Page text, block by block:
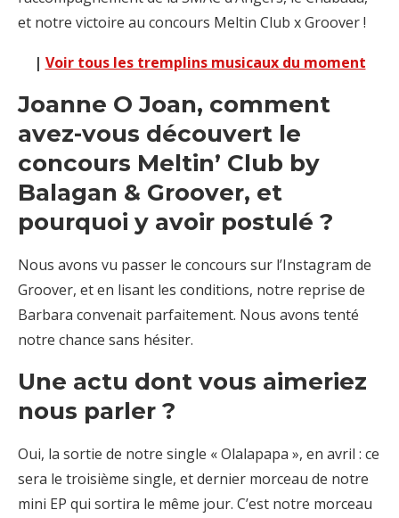
et notre victoire au concours Meltin Club x Groover !
| Voir tous les tremplins musicaux du moment
Joanne O Joan, comment
avez-vous découvert le
concours Meltin’ Club by
Balagan & Groover, et
pourquoi y avoir postulé ?
Nous avons vu passer le concours sur l’Instagram de
Groover, et en lisant les conditions, notre reprise de
Barbara convenait parfaitement. Nous avons tenté
notre chance sans hésiter.
Une actu dont vous aimeriez
nous parler ?
Oui, la sortie de notre single « Olalapapa », en avril : ce
sera le troisième single, et dernier morceau de notre
mini EP qui sortira le même jour. C’est notre morceau